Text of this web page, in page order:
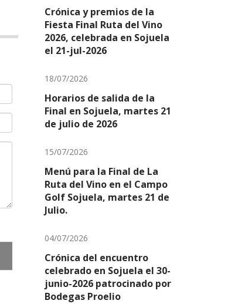
Crónica y premios de la
Fiesta Final Ruta del Vino
2026, celebrada en Sojuela
el 21-jul-2026
18/07/2026
Horarios de salida de la
Final en Sojuela, martes 21
de julio de 2026
15/07/2026
Menú para la Final de La
Ruta del Vino en el Campo
Golf Sojuela, martes 21 de
Julio.
04/07/2026
Crónica del encuentro
celebrado en Sojuela el 30-
junio-2026 patrocinado por
Bodegas Proelio